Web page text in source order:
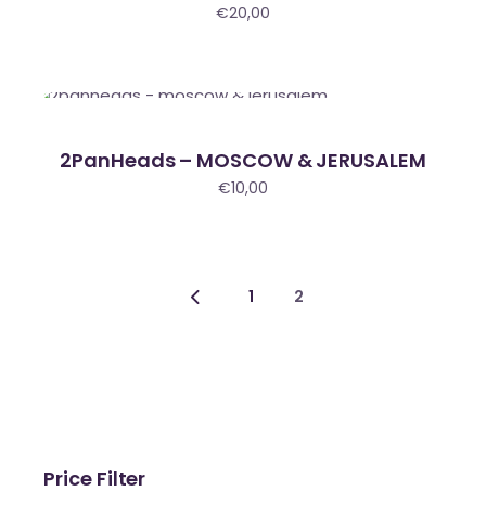
€20,00
2PanHeads – MOSCOW & JERUSALEM
€10,00
1 2
Price Filter